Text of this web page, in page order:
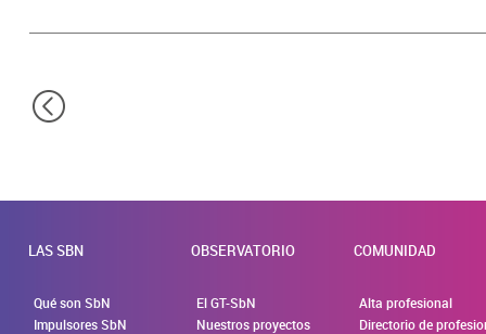
LAS SBN
Qué son SbN
Impulsores SbN
OBSERVATORIO
El GT-SbN
Nuestros proyectos
COMUNIDAD
Alta profesional
Directorio de